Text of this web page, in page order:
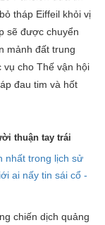
tháp Eiffeil khỏi vị
sẽ được chuyển
mảnh đất trung
vụ cho Thế vận hội
đau tim và hốt
thuận tay trái
chiến dịch quảng